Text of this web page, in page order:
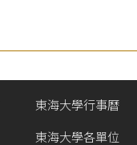
東海大學行事曆
東海大學各單位